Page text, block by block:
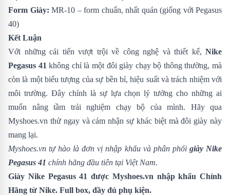
Form Giày: MR-10 – form chuẩn, nhất quán (giống với Pegasus
40)
Kết Luận
Với những cải tiến vượt trội về công nghệ và thiết kế, Nike
Pegasus 41 không chỉ là một đôi giày chạy bộ thông thường, mà
còn là một biểu tượng của sự bền bỉ, hiệu suất và trách nhiệm với
môi trường. Đây chính là sự lựa chọn lý tưởng cho những ai
muốn nâng tầm trải nghiệm chạy bộ của mình. Hãy qua
Myshoes.vn thử ngay và cảm nhận sự khác biệt mà đôi giày này
mang lại.
Myshoes.vn tự hào là đơn vị nhập khẩu và phân phối giày Nike
Pegasus 41 chính hãng đầu tiên tại Việt Nam.
Giày Nike Pegasus 41 được Myshoes.vn nhập khẩu Chính
Hãng từ Nike. Full box, đầy đủ phụ kiện.